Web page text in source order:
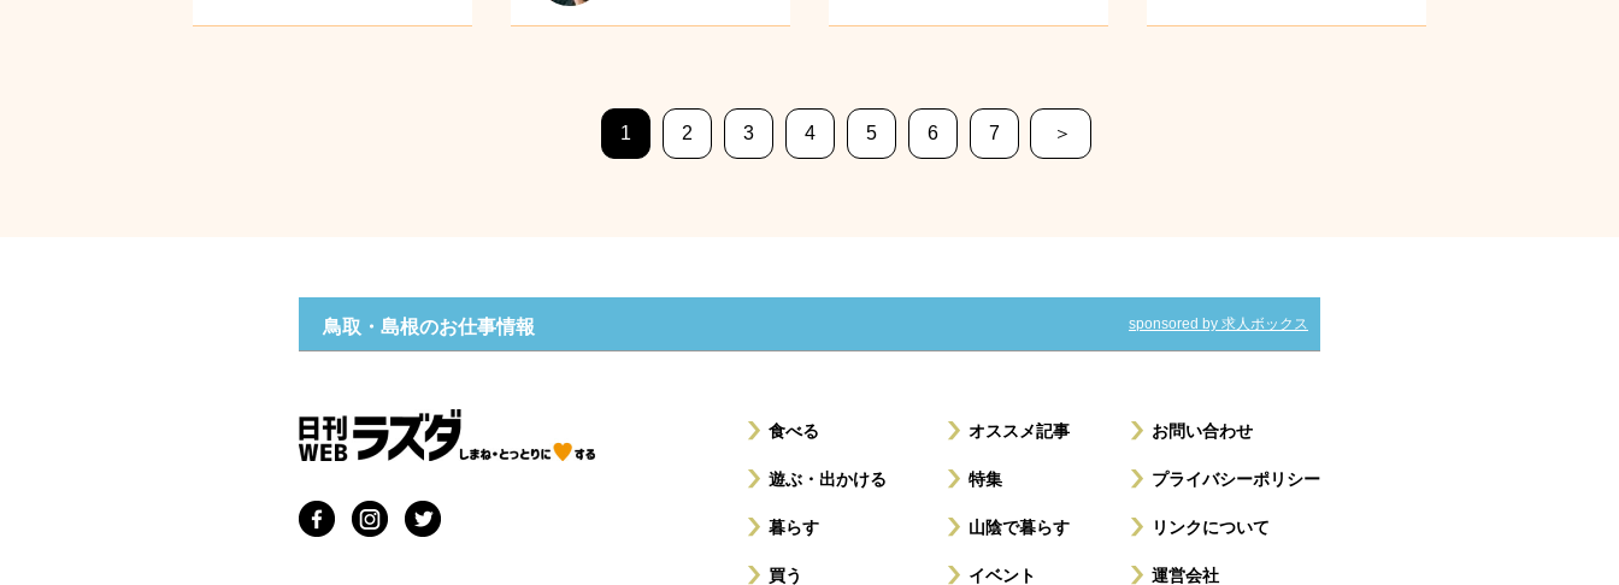
1 2 3 4 5 6 7 ＞
鳥取・島根のお仕事情報 sponsored by 求人ボックス
食べる
遊ぶ・出かける
暮らす
買う
オススメ記事
特集
山陰で暮らす
イベント
お問い合わせ
プライバシーポリシー
リンクについて
運営会社